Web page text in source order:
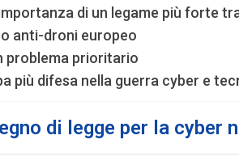
di un legame più forte
anti-droni europeo
problema prioritario
più difesa nella guerra cyber e
di legge per la cyber